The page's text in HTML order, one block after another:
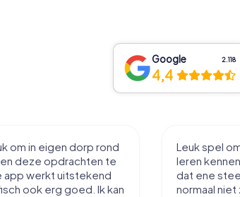
Google 2.118
4,4
om in eigen dorp rond
deze opdrachten te
app werkt uitstekend
ook erg goed. Ik kan
Leuk spel
leren
dat ene
normaal niet